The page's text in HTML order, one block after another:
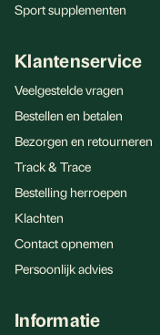
Sport supplementen
Klantenservice
Veelgestelde vragen
Bestellen en betalen
Bezorgen en retourneren
Track & Trace
Bestelling herroepen
Klachten
Contact opnemen
Persoonlijk advies
Informatie